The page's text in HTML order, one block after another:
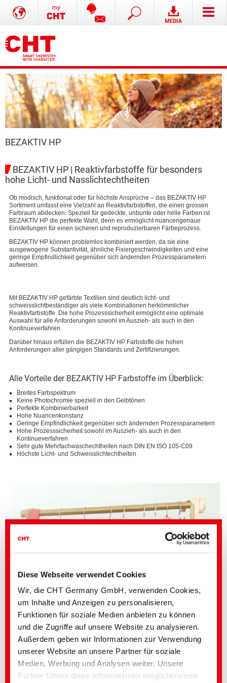
Diese Webseite verwendet Cookies
Wir, die CHT Germany GmbH, verwenden Cookies,
um Inhalte und Anzeigen zu personalisieren,
Funktionen für soziale Medien anbieten zu können
und die Zugriffe auf unsere Website zu analysieren.
Außerdem geben wir Informationen zur Verwendung
unserer Website an unsere Partner für soziale
Medien, Werbung und Analysen weiter. Unsere
Partner führen diese Informationen möglicherweise
BEZAKTIV HP
BEZAKTIV HP | Reaktivfarbstoffe für besonders
hohe Licht- und Nasslichtechtheiten
Ob modisch, funktional oder für höchste Ansprüche – das BEZAKTIV HP
Sortiment umfasst eine Vielzahl an Reaktivfarbstoffen, die einen grossen
Farbraum abdecken. Speziell für gedeckte, unbunte oder helle Farben ist
BEZAKTIV HP die perfekte Wahl, denn es ermöglicht nuancengenaue
Einstellungen für einen sicheren und reproduzierbaren Färbeprozess.
BEZAKTIV HP können problemlos kombiniert werden, da sie eine
ausgewogene Substantivität, ähnliche Fixiergeschwindigkeiten und eine
geringe Empfindlichkeit gegenüber sich ändernden Prozessparametern
aufweisen.
Mit BEZAKTIV HP gefärbte Textilien sind deutlich licht- und
schweisslichtbeständiger als viele Kombinationen herkömmlicher
Reaktivfarbstoffe. Die hohe Prozesssicherheit ermöglicht eine optimale
Auswahl für alle Anforderungen sowohl im Auszieh- als auch in den
Kontinueverfahren.
Darüber hinaus erfüllen die BEZAKTIV HP Farbstoffe die hohen
Anforderungen aller gängigen Standards und Zertifizierungen.
Alle Vorteile der BEZAKTIV HP Farbstoffe im Überblick:
Breites Farbspektrum
Keine Photochromie speziell in den Gelbtönen
Perfekte Kombinierbarkeit
Hohe Nuancenkonstanz
Geringe Empfindlichkeit gegenüber sich ändernden Prozessparametern
Hohe Prozesssicherheit sowohl im Auszieh- als auch in den
Kontinueverfahren
Sehr gute Mehrfachwaschechtheiten nach DIN EN ISO 105-C09
Höchste Licht- und Schweisslichtechtheiten